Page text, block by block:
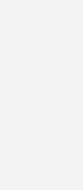
al
decir que